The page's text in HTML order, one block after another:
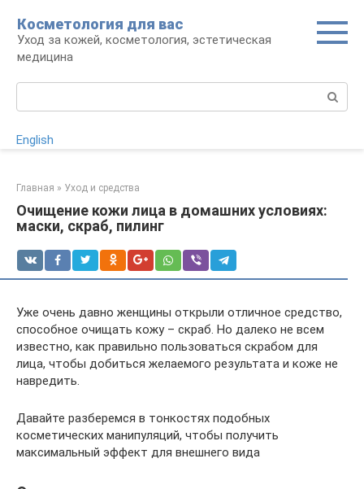
контенту
Косметология для вас
Уход за кожей, косметология, эстетическая
медицина
English
Главная » Уход и средства
Очищение кожи лица в домашних условиях:
маски, скраб, пилинг
Уже очень давно женщины открыли отличное средство,
способное очищать кожу – скраб. Но далеко не всем
известно, как правильно пользоваться скрабом для
лица, чтобы добиться желаемого результата и коже не
навредить.
Давайте разберемся в тонкостях подобных
косметических манипуляций, чтобы получить
максимальный эффект для внешнего вида